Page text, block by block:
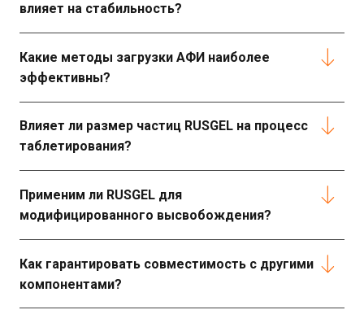
влияет на стабильность?
Какие методы загрузки АФИ наиболее
эффективны?
Влияет ли размер частиц RUSGEL на процесс
таблетирования?
Применим ли RUSGEL для
модифицированного высвобождения?
Как гарантировать совместимость с другими
компонентами?